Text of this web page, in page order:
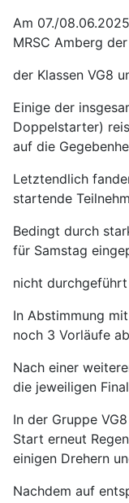
Am 07./
MRSC Amberg
der Klassen VG8
Einige der
Doppelstarter)
auf die
Letztendlich
startende
Bedingt durch
für Samstag
nicht
In Abstimmung
noch 3 Vorläufe
Nach einer
die jeweiligen
In der Gruppe
Start erneut
einigen Drehern
Nachdem auf